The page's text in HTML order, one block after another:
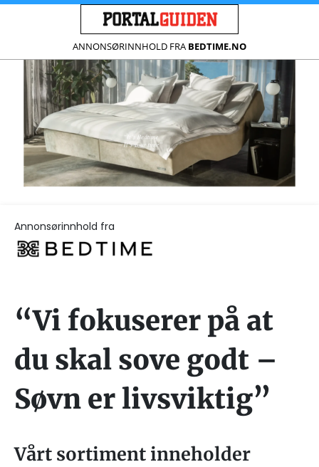
ANNONSØRINNHOLD FRA BEDTIME.NO
Annonsørinnhold fra
“Vi fokuserer på at
du skal sove godt –
Søvn er livsviktig”
Vårt sortiment inneholder